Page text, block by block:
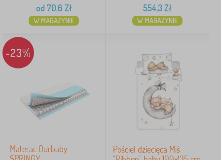
od 70,6 Zł
W MAGAZYNIE
554,3Zł
W MAGAZYNIE
-23%
Materac Ourbaby
Pościel dziecięca Miś